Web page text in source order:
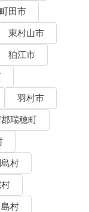
町田市
東村山市
狛江市
羽村市
瑞穂町
村
村